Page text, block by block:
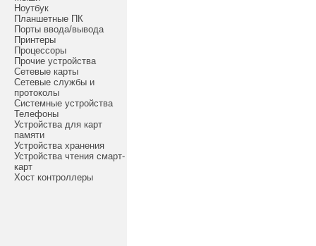
Ноутбук
Планшетные ПК
Порты ввода/вывода
Принтеры
Процессоры
Прочие устройства
Сетевые карты
Сетевые службы и
протоколы
Системные устройства
Телефоны
Устройства для карт
памяти
Устройства хранения
Устройства чтения смарт-
карт
Хост контроллеры